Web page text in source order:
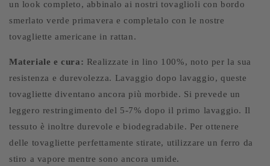
con
bordo
smerlato
Verde
con
bordo
smerlato
Verde
un look completo, abbinalo ai nostri tovaglioli con bordo
smerlato verde primavera e completalo con le nostre
tovagliette americane in rattan.
Materiale e cura: Realizzate in lino 100%, noto per la sua
resistenza e durevolezza. Lavaggio dopo lavaggio, queste
tovagliette diventano ancora più morbide. Si prevede un
leggero restringimento del 5-7% dopo il primo lavaggio. Il
tessuto è inoltre durevole e biodegradabile. Per ottenere
delle tovagliette perfettamente stirate, utilizzare un ferro da
stiro a vapore mentre sono ancora umide.